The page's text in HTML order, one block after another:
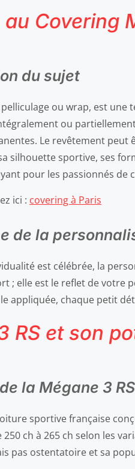
Covering
du sujet
ou wrap, est
ou
Le revêtement peut
silhouette sportive, ses
pour les passionnés de
ici : covering à Paris
de la
est célébrée, la
; elle est le reflet de votre
appliquée, chaque petit
RS et son
la Mégane 3 RS
sportive française
250 ch à 265 ch selon les
pas ostentatoire et sa